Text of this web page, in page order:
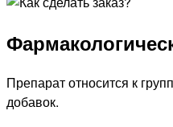
Препарат относится к
добавок.